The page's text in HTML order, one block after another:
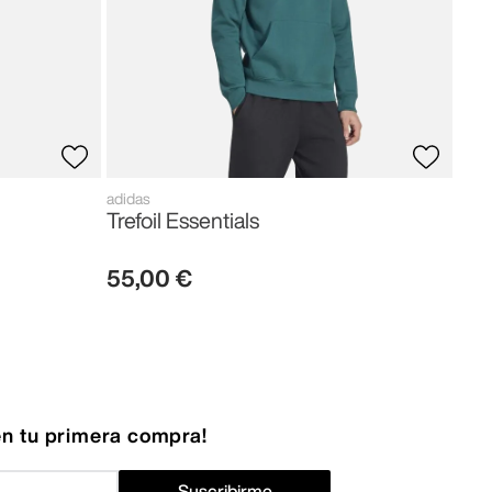
adidas
Trefoil Essentials
55,00 €
tu primera compra!